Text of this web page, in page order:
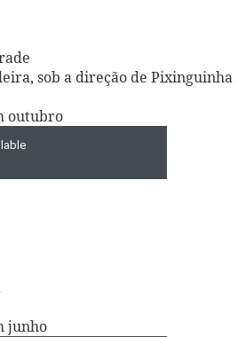
sob a direção de Pixinguinha
outubro
junho